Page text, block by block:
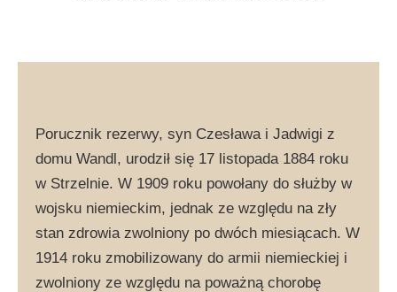
Porucznik rezerwy, syn Czesława i Jadwigi z
domu Wandl, urodził się 17 listopada 1884 roku
w Strzelnie. W 1909 roku powołany do służby w
wojsku niemieckim, jednak ze względu na zły
stan zdrowia zwolniony po dwóch miesiącach. W
1914 roku zmobilizowany do armii niemieckiej i
zwolniony ze względu na poważną chorobę